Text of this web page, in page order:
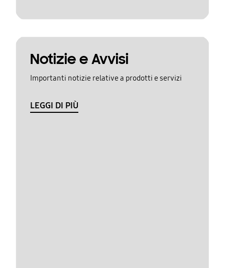
Notizie e Avvisi
Importanti notizie relative a prodotti e servizi
LEGGI DI PIÙ